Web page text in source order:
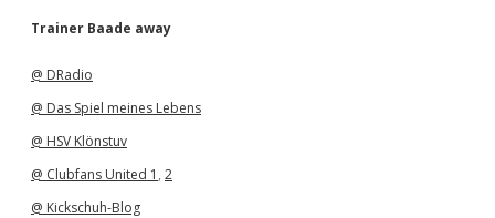
h
Trainer Baade away
@ DRadio
@ Das Spiel meines Lebens
@ HSV Klönstuv
@ Clubfans United 1 , 2
@ Kickschuh-Blog